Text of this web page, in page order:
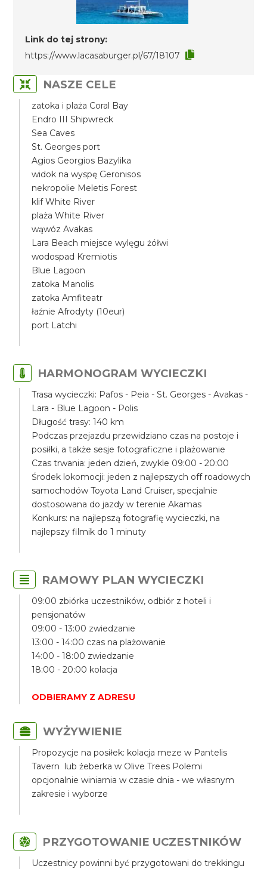
Link do tej strony:
https://www.lacasaburger.pl/67/18107
NASZE CELE
zatoka i plaża Coral Bay
Endro III Shipwreck
Sea Caves
St. Georges port
Agios Georgios Bazylika
widok na wyspę Geronisos
nekropolie Meletis Forest
klif White River
plaża White River
wąwóz Avakas
Lara Beach miejsce wylęgu żółwi
wodospad Kremiotis
Blue Lagoon
zatoka Manolis
zatoka Amfiteatr
łaźnie Afrodyty (10eur)
port Latchi
HARMONOGRAM WYCIECZKI
Trasa wycieczki: Pafos - Peia - St. Georges - Avakas -
Lara - Blue Lagoon - Polis
Długość trasy: 140 km
Podczas przejazdu przewidziano czas na postoje i
posiłki, a także sesje fotograficzne i plażowanie
Czas trwania: jeden dzień, zwykle 09:00 - 20:00
Środek lokomocji: jeden z najlepszych off roadowych
samochodów Toyota Land Cruiser, specjalnie
dostosowana do jazdy w terenie Akamas
Konkurs: na najlepszą fotografię wycieczki, na
najlepszy filmik do 1 minuty
RAMOWY PLAN WYCIECZKI
09:00 zbiórka uczestników, odbiór z hoteli i
pensjonatów
09:00 - 13:00 zwiedzanie
13:00 - 14:00 czas na plażowanie
14:00 - 18:00 zwiedzanie
18:00 - 20:00 kolacja
ODBIERAMY Z ADRESU
WYŻYWIENIE
Propozycje na posiłek: kolacja meze w Pantelis
Tavern lub żeberka w Olive Trees Polemi
opcjonalnie winiarnia w czasie dnia - we własnym
zakresie i wyborze
PRZYGOTOWANIE UCZESTNIKÓW
Uczestnicy powinni być przygotowani do trekkingu